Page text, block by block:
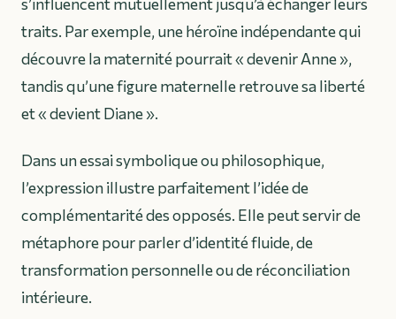
traits. Par exemple, une héroïne indépendante qui
découvre la maternité pourrait « devenir Anne »,
tandis qu’une figure maternelle retrouve sa liberté
et « devient Diane ».
Dans un essai symbolique ou philosophique,
l’expression illustre parfaitement l’idée de
complémentarité des opposés. Elle peut servir de
métaphore pour parler d’identité fluide, de
transformation personnelle ou de réconciliation
intérieure.